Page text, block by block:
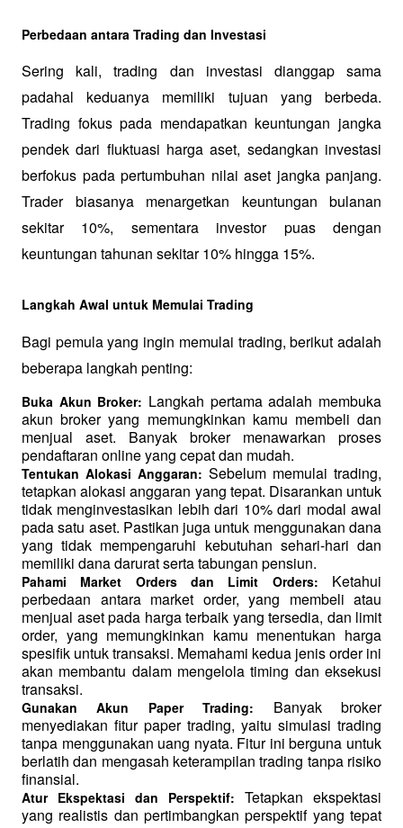
Perbedaan antara Trading dan Investasi
Sering kali, trading dan investasi dianggap sama
padahal keduanya memiliki tujuan yang berbeda.
Trading fokus pada mendapatkan keuntungan jangka
pendek dari fluktuasi harga aset, sedangkan investasi
berfokus pada pertumbuhan nilai aset jangka panjang.
Trader biasanya menargetkan keuntungan bulanan
sekitar 10%, sementara investor puas dengan
keuntungan tahunan sekitar 10% hingga 15%.
Langkah Awal untuk Memulai Trading
Bagi pemula yang ingin memulai trading, berikut adalah
beberapa langkah penting:
Buka Akun Broker: Langkah pertama adalah membuka
akun broker yang memungkinkan kamu membeli dan
menjual aset. Banyak broker menawarkan proses
pendaftaran online yang cepat dan mudah.
Tentukan Alokasi Anggaran: Sebelum memulai trading,
tetapkan alokasi anggaran yang tepat. Disarankan untuk
tidak menginvestasikan lebih dari 10% dari modal awal
pada satu aset. Pastikan juga untuk menggunakan dana
yang tidak mempengaruhi kebutuhan sehari-hari dan
memiliki dana darurat serta tabungan pensiun.
Pahami Market Orders dan Limit Orders:
Ketahui
perbedaan antara market order, yang membeli atau
menjual aset pada harga terbaik yang tersedia, dan limit
order, yang memungkinkan kamu menentukan harga
spesifik untuk transaksi. Memahami kedua jenis order ini
akan membantu dalam mengelola timing dan eksekusi
transaksi.
Gunakan Akun Paper Trading:
Banyak broker
menyediakan fitur paper trading, yaitu simulasi trading
tanpa menggunakan uang nyata. Fitur ini berguna untuk
berlatih dan mengasah keterampilan trading tanpa risiko
finansial.
Atur Ekspektasi dan Perspektif: Tetapkan ekspektasi
yang realistis dan pertimbangkan perspektif yang tepat